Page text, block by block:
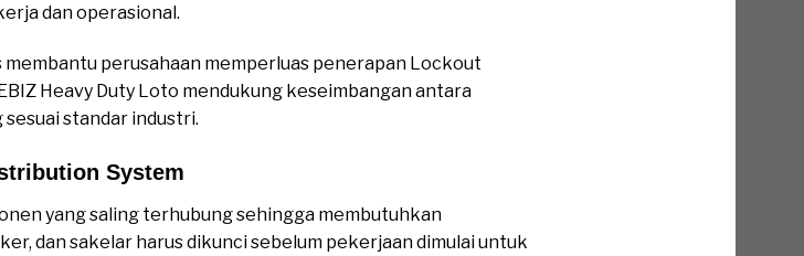
dan operasional.
perusahaan memperluas penerapan Lockout
Heavy Duty Loto mendukung keseimbangan antara
standar industri.
System
yang saling terhubung sehingga membutuhkan
dan sakelar harus dikunci sebelum pekerjaan dimulai untuk